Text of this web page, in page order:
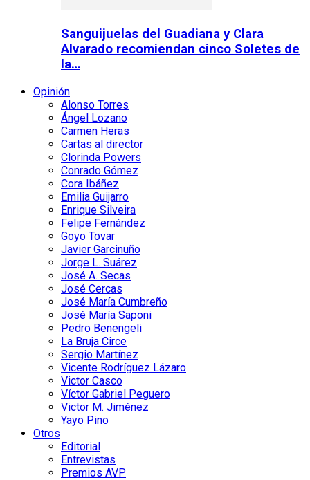
Sanguijuelas del Guadiana y Clara
Alvarado recomiendan cinco Soletes de
la…
Opinión
Alonso Torres
Ángel Lozano
Carmen Heras
Cartas al director
Clorinda Powers
Conrado Gómez
Cora Ibáñez
Emilia Guijarro
Enrique Silveira
Felipe Fernández
Goyo Tovar
Javier Garcinuño
Jorge L. Suárez
José A. Secas
José Cercas
José María Cumbreño
José María Saponi
Pedro Benengeli
La Bruja Circe
Sergio Martínez
Vicente Rodríguez Lázaro
Victor Casco
Víctor Gabriel Peguero
Victor M. Jiménez
Yayo Pino
Otros
Editorial
Entrevistas
Premios AVP